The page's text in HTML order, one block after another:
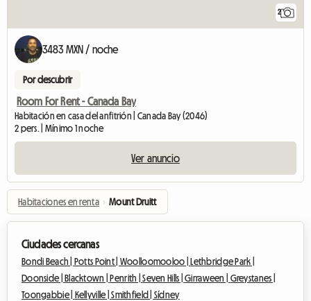
2
3483 MXN / noche
Por descubrir
Room For Rent - Canada Bay
Habitación en casa del anfitrión | Canada Bay (2046)
2 pers. | Mínimo 1 noche
Ver anuncio
Habitaciones en renta › Mount Druitt
Ciudades cercanas
Bondi Beach | Potts Point | Woolloomooloo |Lethbridge Park |
Doonside |Blacktown |Penrith |Seven Hills |Girraween | Greystanes |
Toongabbie | Kellyville |Smithfield | Sídney